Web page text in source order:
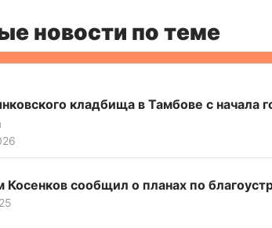
новости по теме
кладбища в Тамбове с начала
Косенков сообщил о планах по